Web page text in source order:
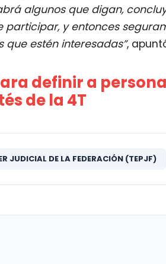
algunos que digan,
participar, y entonces
estén interesadas”,
definir a persona
de la 4T
JUDICIAL DE LA FEDERACIÓN (TEPJF)